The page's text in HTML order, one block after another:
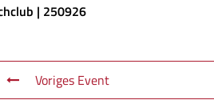
| 250926
Voriges Event